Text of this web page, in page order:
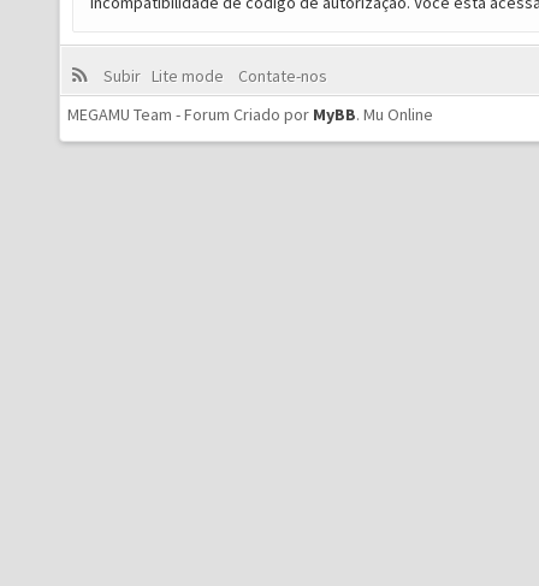
Subir Lite mode
Contate-nos
MEGAMU Team - Forum Criado por MyBB. Mu Online